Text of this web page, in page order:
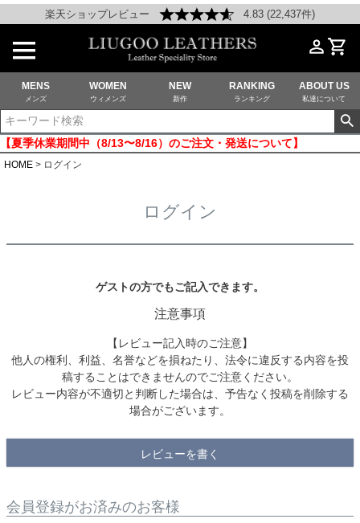
楽天ショップレビュー 4.83 (22,437件)
MENS
メンズ
WOMEN
ウィメンズ
NEW
新作
RANKING
ランキング
ABOUT US
私達について
【夏季休業期間中（8/13〜8/16）のご注文・発送について】
HOME ログイン
ログイン
ゲストの方でもご記入できます。
注意事項
【レビュー記入時のご注意】
他人の権利、利益、名誉などを損ねたり、法令に違反する内容を投
稿することはできませんのでご注意ください。
レビュー内容が不適切と判断した場合は、予告なく投稿を削除する
場合がございます。
レビューを書く
会員登録がお済みのお客様